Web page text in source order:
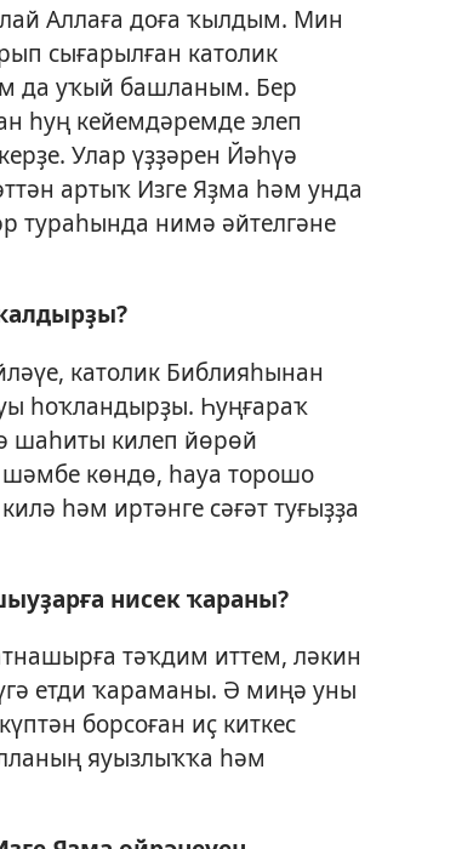
Аллаға доға ҡылдым. Мин
сығарылған католик
да уҡый башланым. Бер
һуң кейемдәремде элеп
Улар үҙҙәрен Йәһүә
артыҡ Изге Яҙма һәм унда
тураһында нимә әйтелгәне
католик Библияһынан
һоҡландырҙы. Һуңғараҡ
шаһиты килеп йөрөй
көндө, һауа торошо
һәм иртәнге сәғәт туғыҙҙа
нисек ҡараны?
тәҡдим иттем, ләкин
етди ҡараманы. Ә миңә уны
борсоған иҫ киткес
яуызлыҡҡа һәм